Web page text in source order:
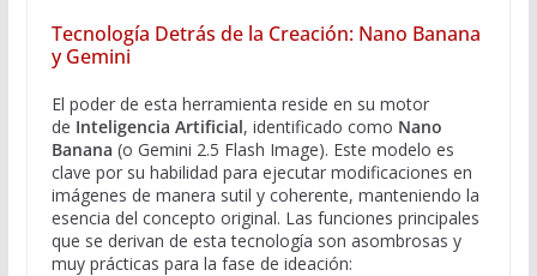
Tecnología Detrás de la Creación: Nano Banana
y Gemini
El poder de esta herramienta reside en su motor
de Inteligencia Artificial, identificado como Nano
Banana (o Gemini 2.5 Flash Image). Este modelo es
clave por su habilidad para ejecutar modificaciones en
imágenes de manera sutil y coherente, manteniendo la
esencia del concepto original. Las funciones principales
que se derivan de esta tecnología son asombrosas y
muy prácticas para la fase de ideación: